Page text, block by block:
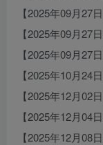
【2025年09月27
【2025年09月27
【2025年09月27
【2025年10月24
【2025年12月02
【2025年12月04
【2025年12月08